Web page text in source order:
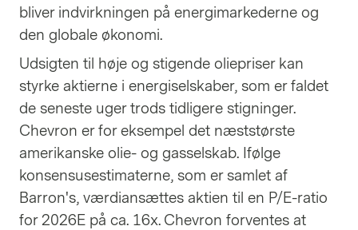
bliver indvirkningen på energimarkederne og
den globale økonomi.
Udsigten til høje og stigende oliepriser kan
styrke aktierne i energiselskaber, som er faldet
de seneste uger trods tidligere stigninger.
Chevron er for eksempel det næststørste
amerikanske olie- og gasselskab. Ifølge
konsensusestimaterne, som er samlet af
Barron's, værdiansættes aktien til en P/E-ratio
for 2026E på ca. 16x. Chevron forventes at